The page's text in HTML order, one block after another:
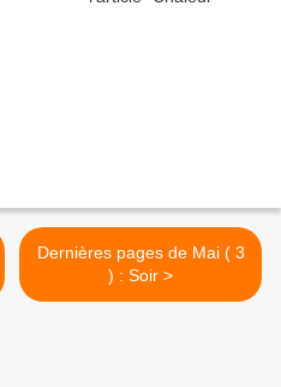
Dernières pages de Mai ( 3
) : Soir >